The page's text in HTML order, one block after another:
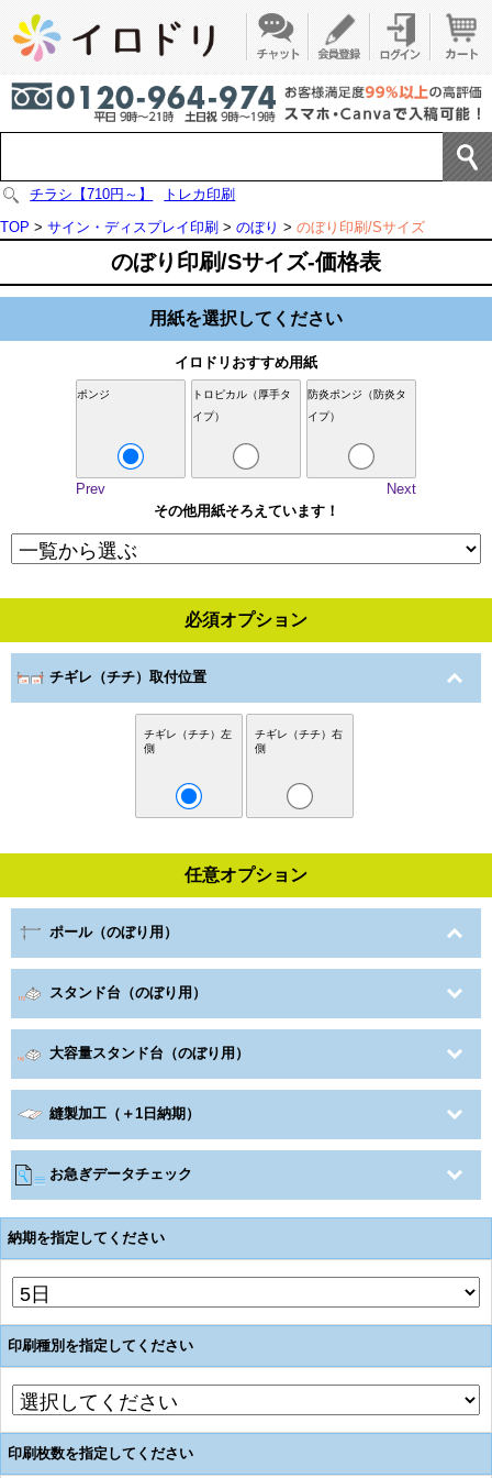
チラシ【710円～】
トレカ印刷
TOP > サイン・ディスプレイ印刷 > のぼり > のぼり印刷/Sサイズ
のぼり印刷/Sサイズ-価格表
用紙を選択してください
イロドリおすすめ用紙
ポンジ
トロピカル（厚手タ
イプ）
防炎ポンジ（防炎タ
イプ）
Prev
Next
その他用紙そろえています！
必須オプション
チギレ（チチ）取付位置
チギレ（チチ）左
側
チギレ（チチ）右
側
任意オプション
ポール（のぼり用）
スタンド台（のぼり用）
大容量スタンド台（のぼり用）
縫製加工（＋1日納期）
お急ぎデータチェック
納期を指定してください
印刷種別を指定してください
印刷枚数を指定してください